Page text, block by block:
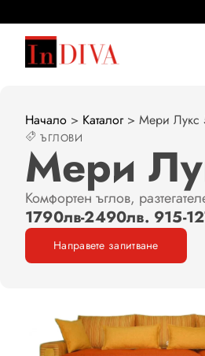
Начало > Каталог> Мери Лукс
ЪГЛОВИ
Мери
Комфортен ъглов,
1790лв-2490лв. 915-
Направете запитване